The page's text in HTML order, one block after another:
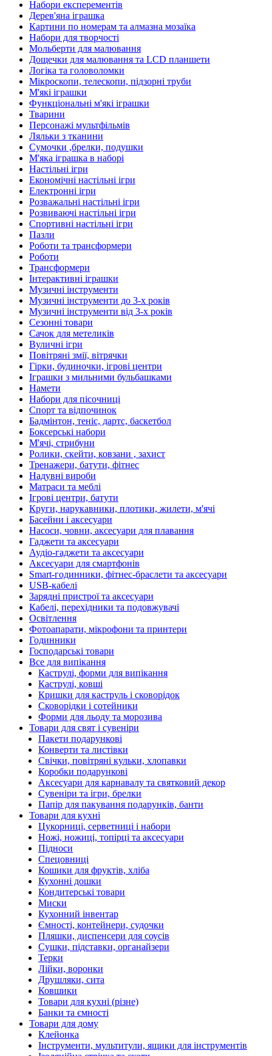
Набори експерементів
Дерев'яна іграшка
Картини по номерам та алмазна мозаїка
Набори для творчості
Мольберти для малювання
Дощечки для малювання та LCD планшети
Логіка та головоломки
Мікроскопи, телескопи, підзорні труби
М'які іграшки
Функціональні м'які іграшки
Тварини
Персонажі мультфільмів
Ляльки з тканини
Сумочки ,брелки, подушки
М'яка іграшка в наборі
Настільні ігри
Економічні настільні ігри
Електронні ігри
Розважальні настільні ігри
Розвиваючі настільні ігри
Спортивні настільні ігри
Пазли
Роботи та трансформери
Роботи
Трансформери
Інтерактивні іграшки
Музичні інструменти
Музичні інструменти до 3-х років
Музичні інструменти від 3-х років
Сезонні товари
Сачок для метеликів
Вуличні ігри
Повітряні змії, вітрячки
Гірки, будиночки, ігрові центри
Іграшки з мильними бульбашками
Намети
Набори для пісочниці
Спорт та відпочинок
Бадмінтон, теніс, дартс, баскетбол
Боксерські набори
М'ячі, стрибуни
Ролики, скейти, ковзани , захист
Тренажери, батути, фітнес
Надувні вироби
Матраси та меблі
Ігрові центри, батути
Круги, нарукавники, плотики, жилети, м'ячі
Басейни і аксесуари
Насоси, човни, аксесуари для плавання
Гаджети та аксесуари
Аудіо-гаджети та аксесуари
Аксесуари для смартфонів
Smart-годинники, фітнес-браслети та аксесуари
USB-кабелі
Зарядні пристрої та аксесуари
Кабелі, перехідники та подовжувачі
Освітлення
Фотоапарати, мікрофони та принтери
Годинники
Господарські товари
Все для випікання
Каструлі, форми для випікання
Каструлі, ковші
Кришки для каструль і сковорідок
Сковорідки і сотейники
Форми для льоду та морозива
Товари для свят і сувеніри
Пакети подарункові
Конверти та листівки
Свічки, повітряні кульки, хлопавки
Коробки подарункові
Аксесуари для карнавалу та святковий декор
Сувеніри та ігри, брелки
Папір для пакування подарунків, банти
Товари для кухні
Цукорниці, серветниці і набори
Ножі, ножиці, топірці та аксесуари
Підноси
Спецовниці
Кошики для фруктів, хліба
Кухонні дошки
Кондитерські товари
Миски
Кухонний інвентар
Ємності, контейнери, судочки
Пляшки, диспенсери для соусів
Сушки, підставки, органайзери
Терки
Лійки, воронки
Друшляки, сита
Ковшики
Товари для кухні (різне)
Банки та ємності
Товари для дому
Клейонка
Інструменти, мультитули, ящики для інструментів